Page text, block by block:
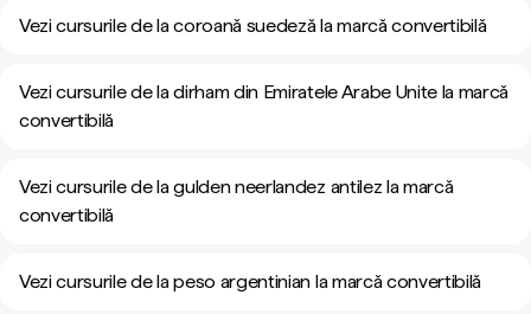
Vezi cursurile de la coroană suedeză la marcă convertibilă
Vezi cursurile de la dirham din Emiratele Arabe Unite la marcă
convertibilă
Vezi cursurile de la gulden neerlandez antilez la marcă
convertibilă
Vezi cursurile de la peso argentinian la marcă convertibilă